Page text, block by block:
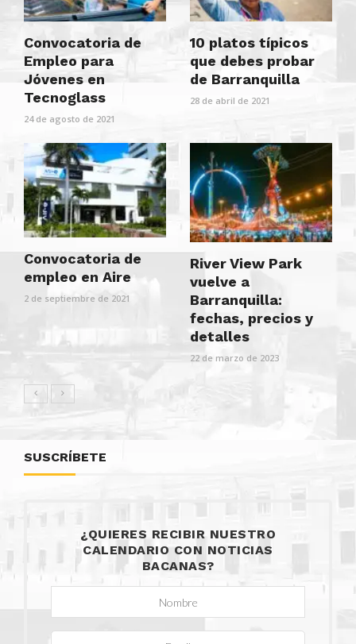
Convocatoria de
Empleo para
Jóvenes en
Tecnoglass
24 de agosto de 2021
10 platos típicos
que debes probar
de Barranquilla
28 de abril de 2021
Convocatoria de
empleo en Aire
2 de septiembre de 2021
River View Park
vuelve a
Barranquilla:
fechas, precios y
detalles
22 de marzo de 2023
SUSCRÍBETE
¿QUIERES RECIBIR NUESTRO
CALENDARIO CON NOTICIAS
BACANAS?